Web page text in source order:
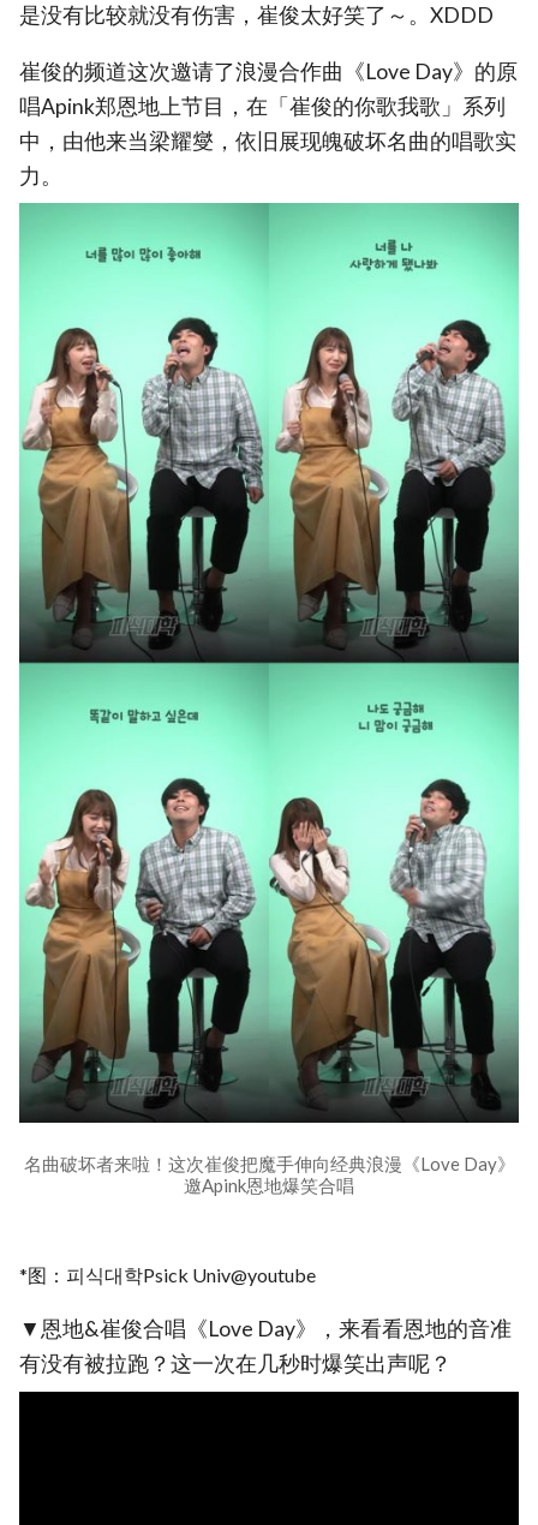
是没有比较就没有伤害，崔俊太好笑了～。XDDD
崔俊的频道这次邀请了浪漫合作曲《Love Day》的原
唱Apink郑恩地上节目，在「崔俊的你歌我歌」系列
中，由他来当梁耀燮，依旧展现魄破坏名曲的唱歌实
力。
名曲破坏者来啦！这次崔俊把魔手伸向经典浪漫《Love Day》
邀Apink恩地爆笑合唱
*图：피식대학Psick Univ@youtube
▼恩地&崔俊合唱《Love Day》，来看看恩地的音准
有没有被拉跑？这一次在几秒时爆笑出声呢？